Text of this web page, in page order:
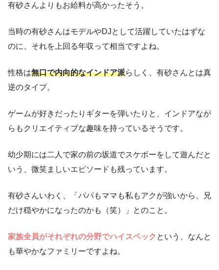
有砂さんよりもお給料が高かったそう。
当時の有砂さんはモデルやDJとして活躍していたはずな
のに、それを上回る年収って相当ですよね。
性格は無口で内向的なインドア派らしく、有砂さんとは真
逆のタイプ。
ゲームが好きだったりギターを弾いたりと、インドアなが
らもクリエイティブな趣味を持っているそうです。
幼少期には二人で家の前の坂道でスケボーをして遊んだと
いう、微笑ましいエピソードも残っています。
有砂さんいわく、「パパもママも私もアクが強いから、兄
だけ穏やかになったのかも（笑）」とのこと。
家族全員がそれぞれの分野でハイスペック という、なんと
も華やかなファミリーですよね。